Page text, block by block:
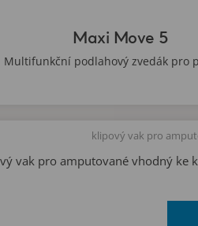
Maxi Move 5
Multifunkční podlahový zvedák pro